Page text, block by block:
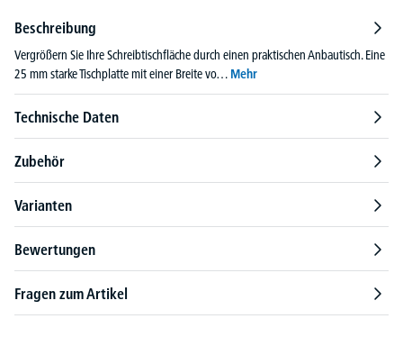
Beschreibung
Vergrößern Sie Ihre Schreibtischfläche durch einen praktischen Anbautisch. Eine
25 mm starke Tischplatte mit einer Breite vo… Mehr
Technische Daten
Zubehör
Varianten
Bewertungen
Fragen zum Artikel